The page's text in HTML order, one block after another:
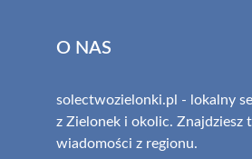
O NAS
solectwozielonki.pl - lokalny
z Zielonek i okolic. Znajdziesz
wiadomości z regionu.